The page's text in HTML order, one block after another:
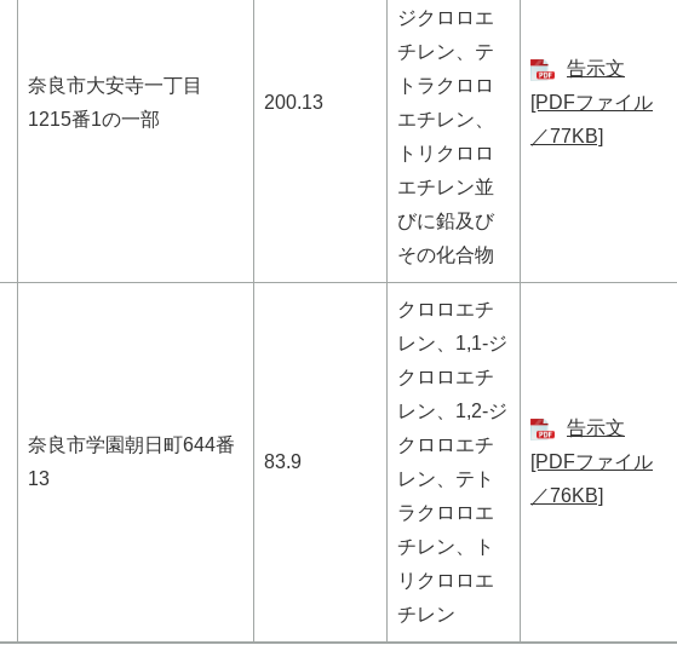
奈良市大安寺一丁目
1215番1の一部
200.13
ジクロロエ
チレン、テ
トラクロロ
エチレン、
トリクロロ
エチレン並
びに鉛及び
その化合物
告示文
[PDFファイル
／77KB]
奈良市学園朝日町644番
13
83.9
クロロエチ
レン、1,1-ジ
クロロエチ
レン、1,2-ジ
クロロエチ
レン、テト
ラクロロエ
チレン、ト
リクロロエ
チレン
告示文
[PDFファイル
／76KB]